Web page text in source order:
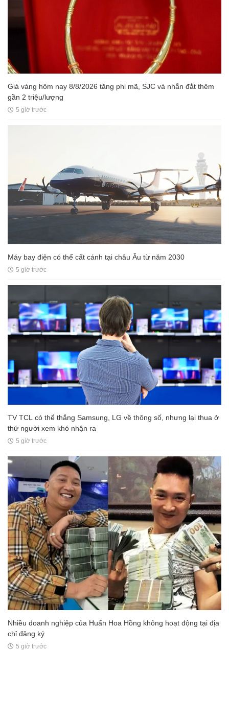
Giá vàng hôm nay 8/8/2026 tăng phi mã, SJC và nhẫn đắt thêm
gần 2 triệu/lượng
5 giờ trước
Máy bay điện có thể cất cánh tại châu Âu từ năm 2030
5 giờ trước
TV TCL có thể thắng Samsung, LG về thông số, nhưng lại thua ở
thứ người xem khó nhận ra
5 giờ trước
Nhiều doanh nghiệp của Huấn Hoa Hồng không hoạt động tại địa
chỉ đăng ký
5 giờ trước